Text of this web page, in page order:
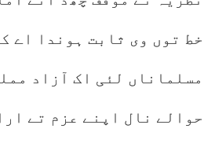
خط توں وی ثابت ہوندا اے
مسلماناں لئی اک آزاد
حوالے نال اپنے عزم تے